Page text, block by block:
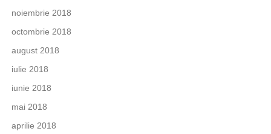
noiembrie 2018
octombrie 2018
august 2018
iulie 2018
iunie 2018
mai 2018
aprilie 2018